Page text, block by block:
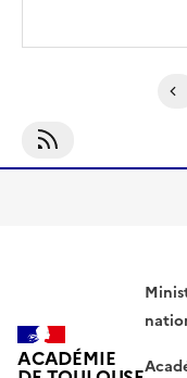
S'abonner À
ACADÉMIE